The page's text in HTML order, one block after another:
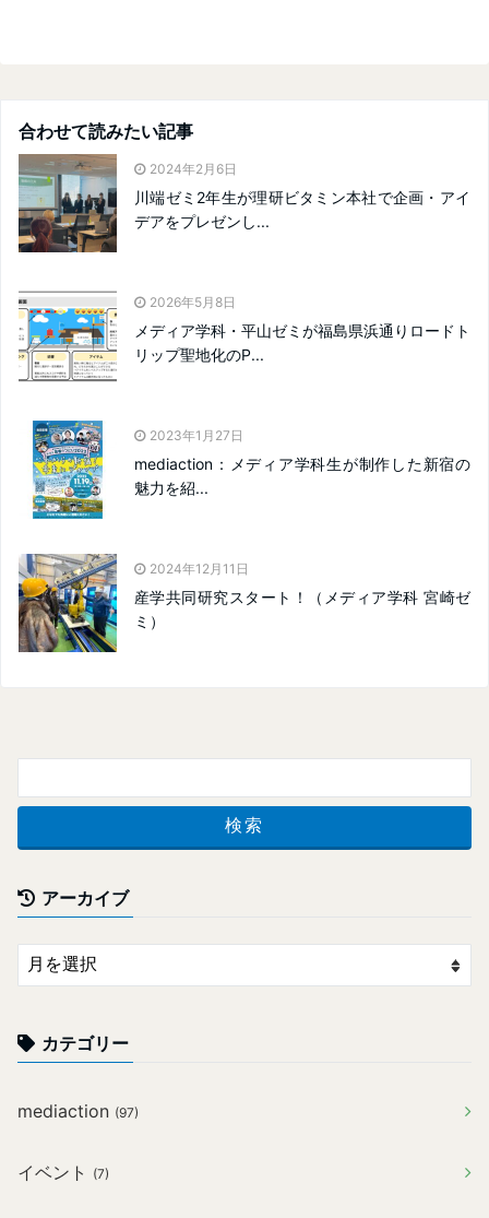
合わせて読みたい記事
2024年2月6日
川端ゼミ2年生が理研ビタミン本社で企画・アイ
デアをプレゼンし...
2026年5月8日
メディア学科・平山ゼミが福島県浜通りロードト
リップ聖地化のP...
2023年1月27日
mediaction：メディア学科生が制作した新宿の
魅力を紹...
2024年12月11日
産学共同研究スタート！（メディア学科 宮崎ゼ
ミ）
アーカイブ
カテゴリー
mediaction (97)
イベント (7)